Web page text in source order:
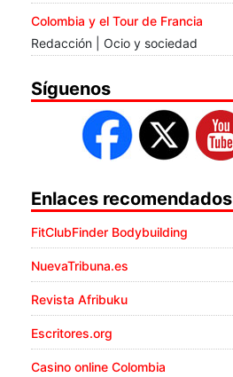
Colombia y el Tour de Francia
Redacción | Ocio y sociedad
Síguenos
Enlaces recomendados
FitClubFinder Bodybuilding
NuevaTribuna.es
Revista Afribuku
Escritores.org
Casino online Colombia